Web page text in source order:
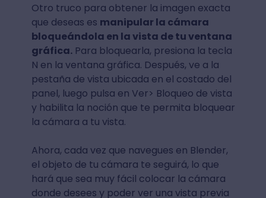
Otro truco para obtener la imagen exacta
que deseas es manipular la cámara
bloqueándola en la vista de tu ventana
gráfica.Para bloquearla, presiona la tecla
N en la ventana gráfica. Después, ve a la
pestaña de vista ubicada en el costado del
panel, luego pulsa en Ver> Bloqueo de vista
y habilita la noción que te permita bloquear
la cámara a tu vista.
Ahora, cada vez que navegues en Blender,
el objeto de tu cámara te seguirá, lo que
hará que sea muy fácil colocar la cámara
donde desees y poder ver una vista previa